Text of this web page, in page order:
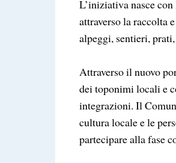
L’iniziativa nasce
attraverso la raccolta
alpeggi, sentieri,
Attraverso il nuovo
dei toponimi locali e
integrazioni. Il
cultura locale e le
partecipare alla fase